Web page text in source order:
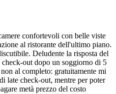
confortevoli con belle viste
al ristorante dell'ultimo piano.
Deludente la risposta del
out dopo un soggiorno di 5
al completo: gratuitamente mi
late check-out, mentre per poter
metà prezzo del costo